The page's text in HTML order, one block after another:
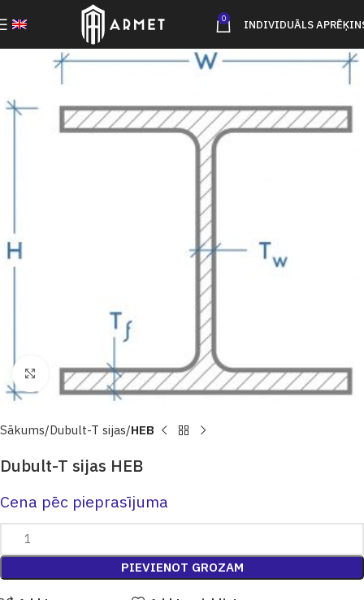
0 INDIVIDUĀLS
Click to enlarge
Sākums Dubult-T sijas HEB
Dubult-T sijas HEB
Cena pēc pieprasījuma
PIEVIENOT GROZAM